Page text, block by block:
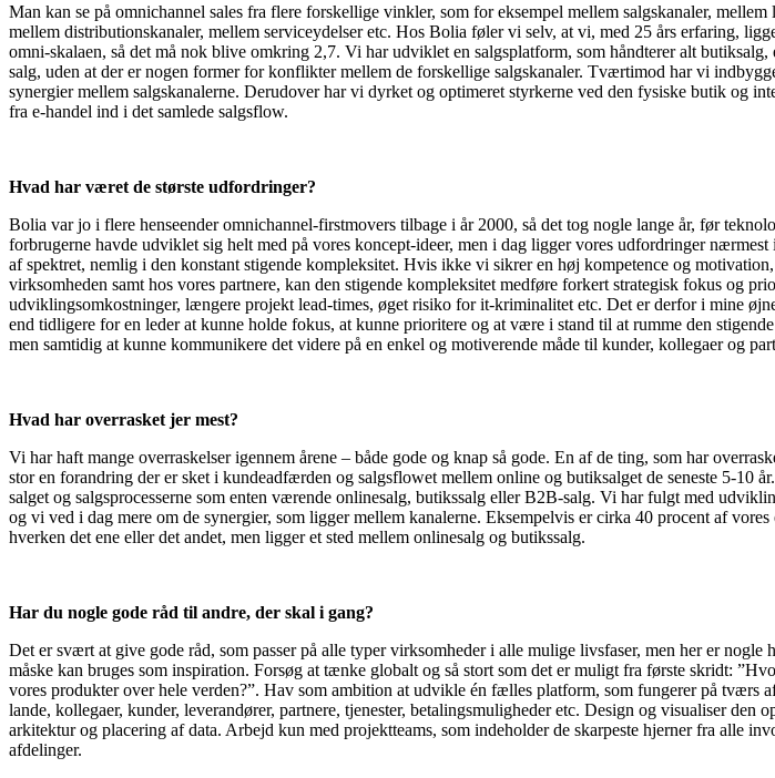
Man kan se på omnichannel sales fra flere forskel­lige vinkler, som for eksempel mellem salgskanaler, mellem
mellem distributionskanaler, mellem serviceydelser etc. Hos Bolia føler vi selv, at vi, med 25 års erfaring,
omni-skalaen, så det må nok blive omkring 2,7. Vi har udviklet en salgsplatform, som håndterer alt
salg, uden at der er nogen former for konflikter mellem de forskellige salgskanaler. Tværtimod har vi
synergier mellem salgskanalerne. Derudover har vi dyrket og optimeret styrkerne ved den fysiske butik og
fra e-handel ind i det samlede salgsflow.
Hvad har været de største udfordringer?
Bolia var jo i flere henseender omnichannel-firstmovers tilbage i år 2000, så det tog nogle lange år, før
forbrugerne havde udviklet sig helt med på vores koncept-ideer, men i dag ligger vores udfordringer nærmest
af spektret, nemlig i den konstant stigende kompleksitet. Hvis ikke vi sikrer en høj kompetence og
virksomheden samt hos vores partnere, kan den stigende kompleksitet medføre forkert strategisk fokus og
udviklingsomkost­ninger, længere projekt lead-times, øget risiko for it-kriminalitet etc. Det er derfor i mine
end tidligere for en leder at kunne holde fokus, at kunne prioritere og at være i stand til at rumme den
men samtidig at kunne kommunikere det videre på en enkel og motiverende måde til kunder, kollegaer og
Hvad har overrasket jer mest?
Vi har haft mange overraskelser igennem årene – både gode og knap så gode. En af de ting, som har
stor en forandring der er sket i kunde­adfærden og salgsflowet mellem online og butiksalget de seneste 5-10
salget og salgs­processerne som enten værende onlinesalg, butikssalg eller B2B-salg. Vi har fulgt med
og vi ved i dag mere om de synergier, som ligger mellem kanalerne. Eksempelvis er cirka 40 procent af
hverken det ene eller det andet, men ligger et sted mellem onlinesalg og butikssalg.
Har du nogle gode råd til andre, der skal i gang?
Det er svært at give gode råd, som passer på alle typer virksomheder i alle mulige livsfaser, men her er nogle
måske kan bruges som inspiration. Forsøg at tænke globalt og så stort som det er muligt fra første skridt:
vores produkter over hele verden?”. Hav som ambition at udvikle én fælles platform, som fungerer på tværs
lande, kollegaer, kunder, leverandører, partnere, tjenester, betalings­muligheder etc. Design og visualiser den
arkitektur og placering af data. Arbejd kun med projektteams, som indeholder de skarpeste hjerner fra alle
afdelinger.